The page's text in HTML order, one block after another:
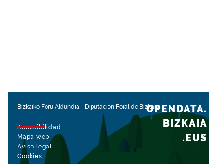
Bizkaiko Foru Aldundia - Diputación Foral de Bizkaia
Accesibilidad
Mapa web
Aviso legal
Cookies
OPENDATA.
BIZKAIA
.EUS